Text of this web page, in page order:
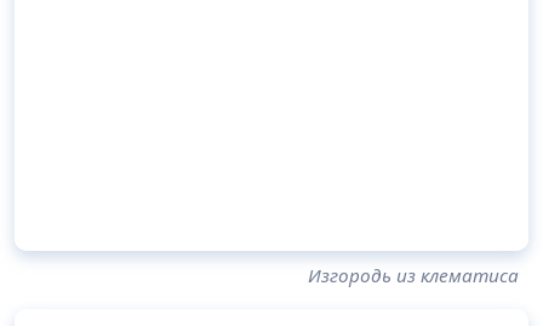
Изгородь из клематиса